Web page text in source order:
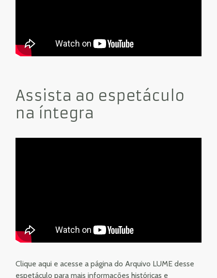
Assista ao espetáculo
na íntegra
Clique aqui e acesse a página do Arquivo LUME desse
espetáculo para mais informações históricas e